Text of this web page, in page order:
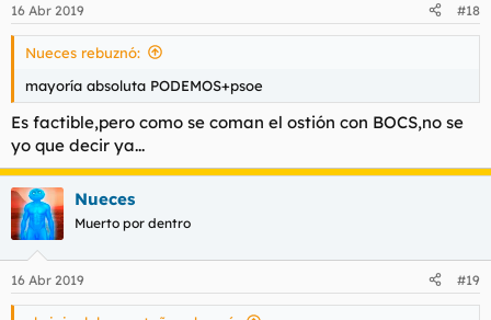
16 Abr 2019 #18
Nueces rebuznó:
mayoría absoluta PODEMOS+psoe
Es factible,pero como se coman el ostión con BOCS,no se
yo que decir ya...
Nueces
Muerto por dentro
16 Abr 2019 #19